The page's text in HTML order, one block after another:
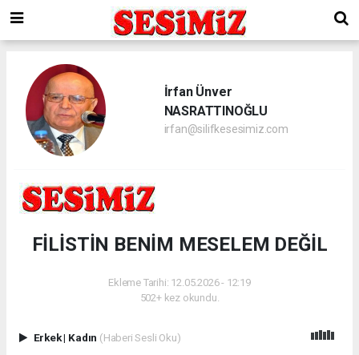
İrfan Ünver
NASRATTINOĞLU
irfan@silifkesesimiz.com
FİLİSTİN BENİM MESELEM DEĞİL
Ekleme Tarihi: 12.05.2026 - 12:19
502+ kez okundu.
Erkek| Kadın (Haberi Sesli Oku)